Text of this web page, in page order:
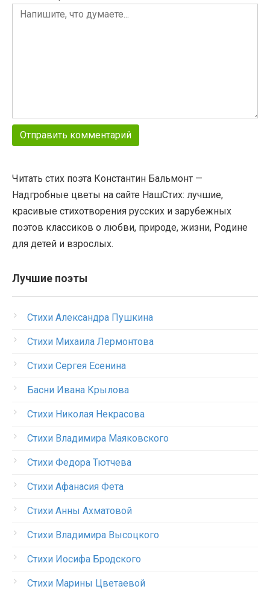
Читать стих поэта Константин Бальмонт —
Надгробные цветы на сайте НашСтих: лучшие,
красивые стихотворения русских и зарубежных
поэтов классиков о любви, природе, жизни, Родине
для детей и взрослых.
Лучшие поэты
Стихи Александра Пушкина
Стихи Михаила Лермонтова
Стихи Сергея Есенина
Басни Ивана Крылова
Стихи Николая Некрасова
Стихи Владимира Маяковского
Стихи Федора Тютчева
Стихи Афанасия Фета
Стихи Анны Ахматовой
Стихи Владимира Высоцкого
Стихи Иосифа Бродского
Стихи Марины Цветаевой